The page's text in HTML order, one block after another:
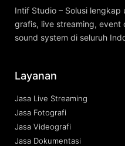
Intif Studio – Solusi
grafis, live streaming, event
sound system di seluruh
Layanan
Jasa Live Streaming
Jasa Fotografi
Jasa Videografi
Jasa Dokumentasi